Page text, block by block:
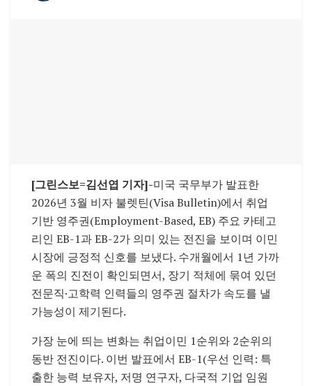
[그린스보=김선엽 기자]-미국 국무부가 발표한
2026년 3월 비자 불렛틴(Visa Bulletin)에서 취업
기반 영주권(Employment-Based, EB) 주요 카테고
리인 EB-1과 EB-2가 의미 있는 전진을 보이며 이민
시장에 긍정적 신호를 보냈다. 수개월에서 1년 가까
운 폭의 진전이 확인되면서, 장기 적체에 묶여 있던
전문직·고학력 인력들의 영주권 절차가 속도를 낼
가능성이 제기된다.
가장 눈에 띄는 변화는 취업이민 1순위와 2순위의
동반 전진이다. 이번 발표에서 EB-1(우선 인력: 특
출한 능력 보유자, 저명 연구자, 다국적 기업 임원